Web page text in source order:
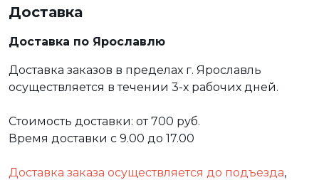
Доставка
Доставка по Ярославлю
Доставка заказов в пределах г. Ярославль
осуществляется в течении 3-х рабочих дней.
Стоимость доставки: от 700 руб.
Время доставки с 9.00 до 17.00
Доставка заказа осуществляется до подъезда,